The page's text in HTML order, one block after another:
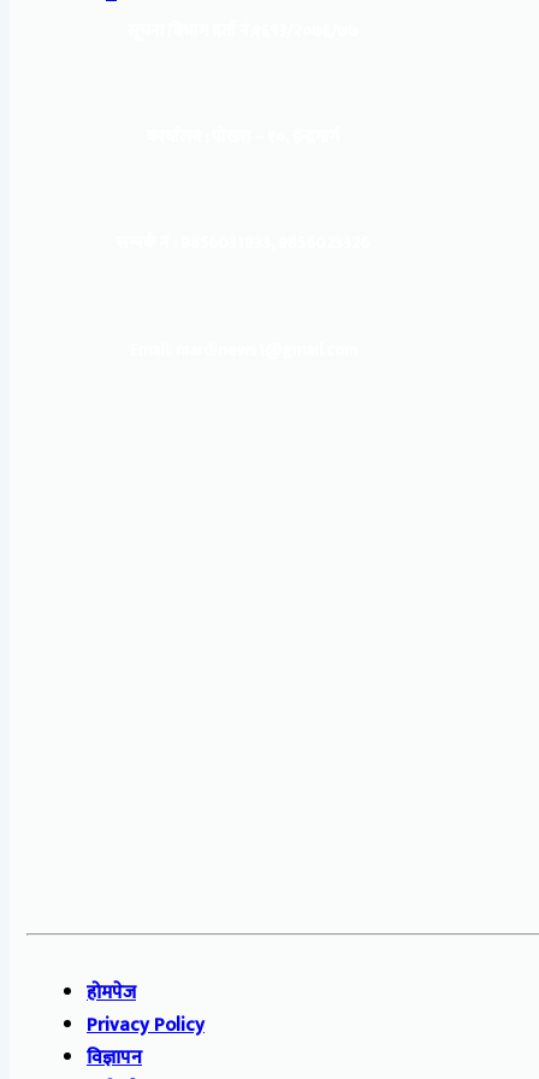
होमपेज
Privacy Policy
विज्ञापन